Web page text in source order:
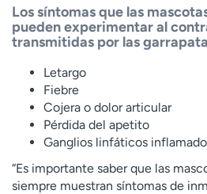
Los síntomas que las
pueden experimentar al
transmitidas por las
Letargo
Fiebre
Cojera o dolor articular
Pérdida del apetito
Ganglios linfáticos
“Es importante saber que las
siempre muestran síntomas de